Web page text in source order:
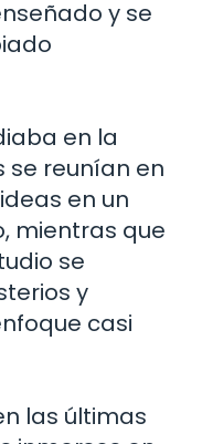
y se
en la
se reunían en
en un
mientras que
se
y
casi
las últimas